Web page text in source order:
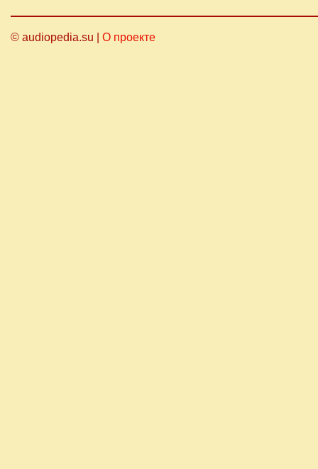
© audiopedia.su | О проекте